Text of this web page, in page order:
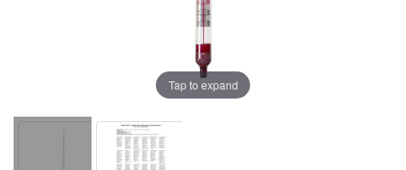
Tap to expand